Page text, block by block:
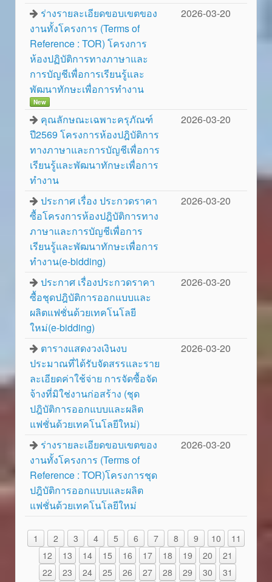
ร่างรายละเอียดขอบเขตของ
งานทั้งโครงการ (Terms of
Reference : TOR) โครงการ
ห้องปฏิบัติการทางภาษาและ
การบัญชีเพื่อการเรียนรู้และ
พัฒนาทักษะเพื่อการทำงาน
New
2026-03-20
คุณลักษณะเฉพาะครุภัณฑ์
ปี2569 โครงการห้องปฎิบัติการ
ทางภาษาและการบัญชีเพื่อการ
เรียนรู้และพัฒนาทักษะเพื่อการ
ทำงาน
2026-03-20
ประกาศ เรื่อง ประกวดราคา
ซื้อโครงการห้องปฎิบัติการทาง
ภาษาและการบัญชีเพื่อการ
เรียนรู้และพัฒนาทักษะเพื่อการ
ทำงาน(e-bidding)
2026-03-20
ประกาศ เรื่องประกวดราคา
ซื้อชุดปฎิบัติการออกแบบและ
ผลิตแฟชั่นด้วยเทคโนโลยี
ใหม่(e-bidding)
2026-03-20
ตารางแสดงวงเงินงบ
ประมาณที่ได้รับจัดสรรและราย
ละเอียดค่าใช้จ่าย การจัดซื้อจัด
จ้างที่มิใช่งานก่อสร้าง (ชุด
ปฎิบัติการออกแบบและผลิต
แฟชั่นด้วยเทคโนโลยีใหม่)
2026-03-20
ร่างรายละเอียดขอบเขตของ
งานทั้งโครงการ (Terms of
Reference : TOR)โครงการชุด
ปฎิบัติการออกแบบและผลิต
แฟชั่นด้วยเทคโนโลยีใหม่
2026-03-20
1 2 3 4 5 6 7 8 9 10
11
12
13 14 15 16 17 18 19 20
21
22
23 24 25 26 27 28 29 30
31